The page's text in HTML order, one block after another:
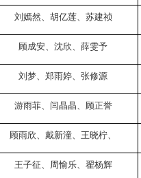
刘嫣然、胡亿莲、苏建祯
顾成安、沈欣、薛雯予
刘梦、郑雨婷、张修源
游雨菲、闫晶晶、顾正誉
顾雨欣、戴新潼、王晓柠、
王子征、周愉乐、翟杨辉